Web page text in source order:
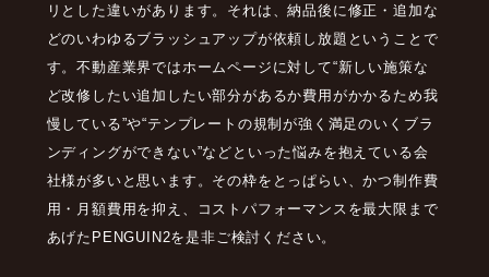
リとした違いがあります。それは、納品後に修正・追加な
どのいわゆるブラッシュアップが依頼し放題ということで
す。不動産業界ではホームページに対して“新しい施策な
ど改修したい追加したい部分があるか費用がかかるため我
慢している”や“テンプレートの規制が強く満足のいくブラ
ンディングができない”などといった悩みを抱えている会
社様が多いと思います。その枠をとっぱらい、かつ制作費
用・月額費用を抑え、コストパフォーマンスを最大限まで
あげたPENGUIN2を是非ご検討ください。